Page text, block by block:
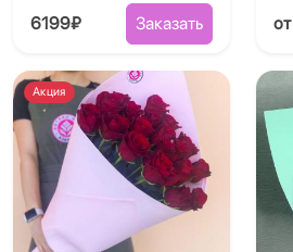
6199₽ Заказать
Акция